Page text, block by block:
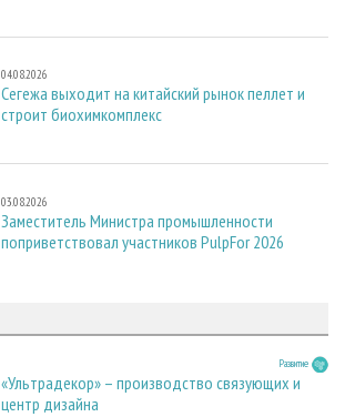
04.08.2026
Сегежа выходит на китайский рынок пеллет и
строит биохимкомплекс
03.08.2026
Заместитель Министра промышленности
поприветствовал участников PulpFor 2026
Развитие
«Ультрадекор» – производство связующих и
центр дизайна